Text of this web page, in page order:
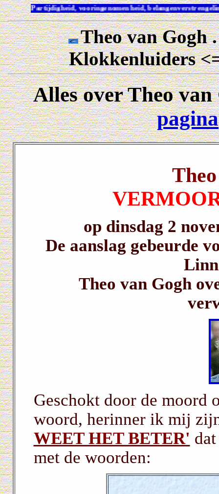
Partijdigheid, vooringenomenheid,
Theo van Gogh
Klokkenluiders
Alles over Theo
pagina
op dinsdag 2
De aanslag gebeurde
Theo van Gogh
Geschokt door de moord
woord, herinner ik mij
WEET HET BETER'
met de woorden: